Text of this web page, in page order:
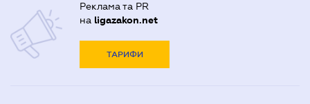
Реклама та PR
на ligazakon.net
ТАРИФИ